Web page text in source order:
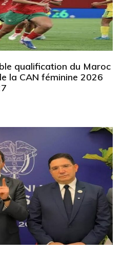
qualification du Maroc
la CAN féminine 2026